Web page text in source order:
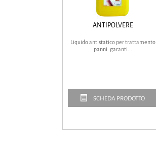
ANTIPOLVERE
Liquido antistatico per trattamento
panni. garanti...
SCHEDA PRODOTTO